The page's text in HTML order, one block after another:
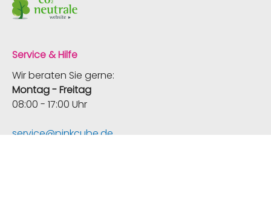
Service & Hilfe
Wir beraten Sie gerne:
Montag - Freitag
08:00 - 17:00 Uhr
service@pinkcube.de